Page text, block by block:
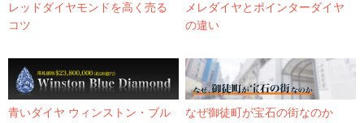
レッドダイヤモンドを高く売る
コツ
メレダイヤとポインターダイヤ
の違い
青いダイヤ ウィンストン・ブル
なぜ御徒町が宝石の街なのか